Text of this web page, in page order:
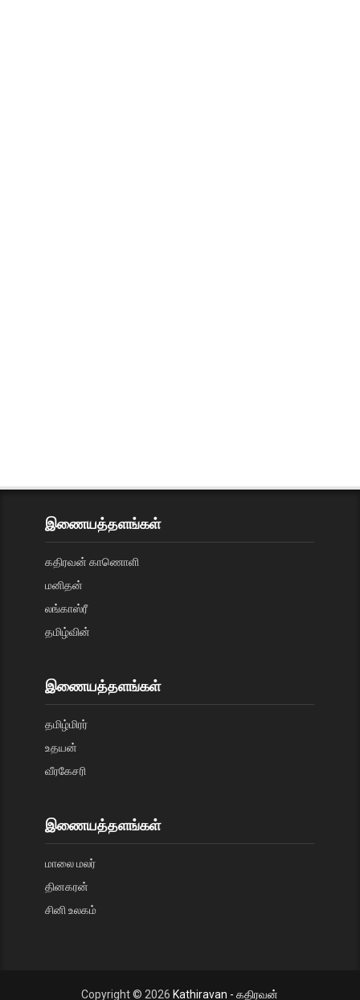
இணையத்தளங்கள்
கதிரவன் காணொளி
மனிதன்
லங்காஸ்ரீ
தமிழ்வின்
இணையத்தளங்கள்
தமிழ்மிரர்
உதயன்
வீரகேசரி
இணையத்தளங்கள்
மாலை மலர்
தினகரன்
சினி உலகம்
Copyright © 2026 Kathiravan - கதிரவன்